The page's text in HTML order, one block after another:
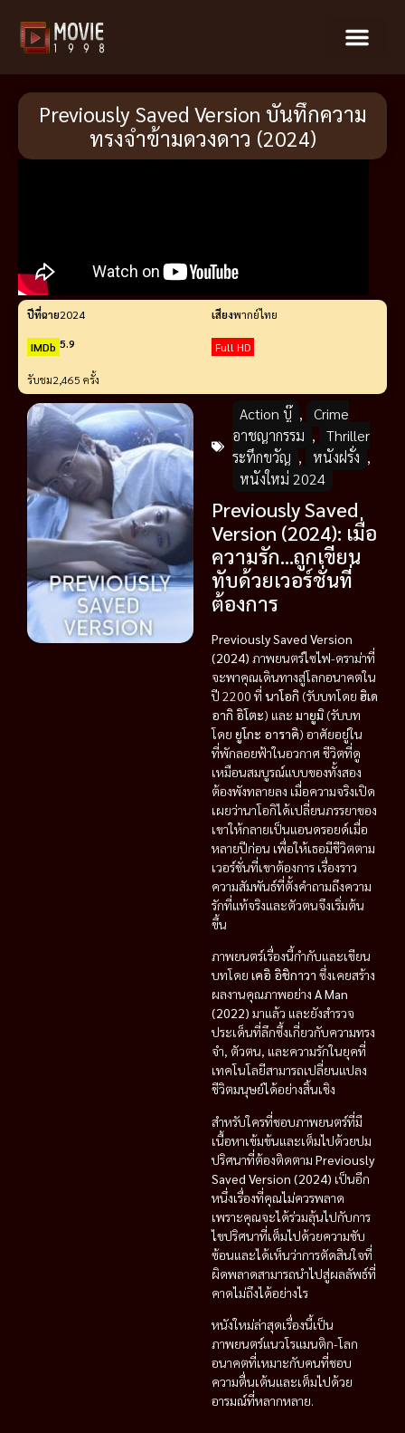
Previously Saved Version บันทึกความ
ทรงจำข้ามดวงดาว (2024)
ปีที่ฉาย2024 เสียงพากย์ไทย
IMDb 5.9 Full HD
รับชม2,465 ครั้ง
Action บู๊ ,
Crime
อาชญากรรม ,
Thriller
ระทึกขวัญ , หนังฝรั่ง ,
หนังใหม่ 2024
Previously Saved
Version (2024): เมื่อ
ความรัก…ถูกเขียน
ทับด้วยเวอร์ชั่นที่
ต้องการ
Previously Saved Version
(2024) ภาพยนตร์ไซไฟ-ดราม่าที่
จะพาคุณเดินทางสู่โลกอนาคตใน
ปี 2200 ที่ นาโอกิ (รับบทโดย ฮิเด
อากิ อิโตะ) และ มายูมิ(รับบท
โดย ยูโกะ อาราคิ) อาศัยอยู่ใน
ที่พักลอยฟ้าในอวกาศ ชีวิตที่ดู
เหมือนสมบูรณ์แบบของทั้งสอง
ต้องพังทลายลง เมื่อความจริงเปิด
เผยว่านาโอกิได้เปลี่ยนภรรยาของ
เขาให้กลายเป็นแอนดรอยด์เมื่อ
หลายปีก่อน เพื่อให้เธอมีชีวิตตาม
เวอร์ชั่นที่เขาต้องการ เรื่องราว
ความสัมพันธ์ที่ตั้งคำถามถึงความ
รักที่แท้จริงและตัวตนจึงเริ่มต้น
ขึ้น
ภาพยนตร์เรื่องนี้กำกับและเขียน
บทโดย เคอิ อิชิกาวา ซึ่งเคยสร้าง
ผลงานคุณภาพอย่าง A Man
(2022) มาแล้ว และยังสำรวจ
ประเด็นที่ลึกซึ้งเกี่ยวกับความทรง
จำ, ตัวตน, และความรักในยุคที่
เทคโนโลยีสามารถเปลี่ยนแปลง
ชีวิตมนุษย์ได้อย่างสิ้นเชิง
สำหรับใครที่ชอบภาพยนตร์ที่มี
เนื้อหาเข้มข้นและเต็มไปด้วยปม
ปริศนาที่ต้องติดตาม Previously
Saved Version (2024) เป็นอีก
หนึ่งเรื่องที่คุณไม่ควรพลาด
เพราะคุณจะได้ร่วมลุ้นไปกับการ
ไขปริศนาที่เต็มไปด้วยความซับ
ซ้อนและได้เห็นว่าการตัดสินใจที่
ผิดพลาดสามารถนำไปสู่ผลลัพธ์ที่
คาดไม่ถึงได้อย่างไร
หนังใหม่ล่าสุดเรื่องนี้เป็น
ภาพยนตร์แนวโรแมนติก-โลก
อนาคตที่เหมาะกับคนที่ชอบ
ความตื่นเต้นและเต็มไปด้วย
อารมณ์ที่หลากหลาย.